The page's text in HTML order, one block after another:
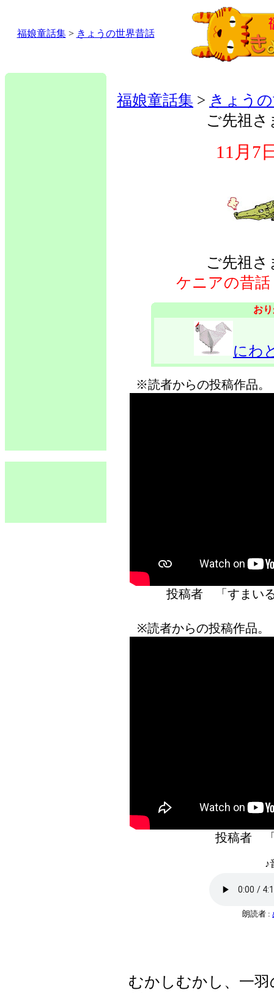
福娘童話集> きょうの世界昔話
福娘童話集 > きょう
ご先祖
11月7
ご先祖
ケニアの昔話
お
にわ
※読者からの投稿作品
投稿者 「すま
※読者からの投稿作品
投稿者
♪
朗読者 :
むかしむかし、一羽